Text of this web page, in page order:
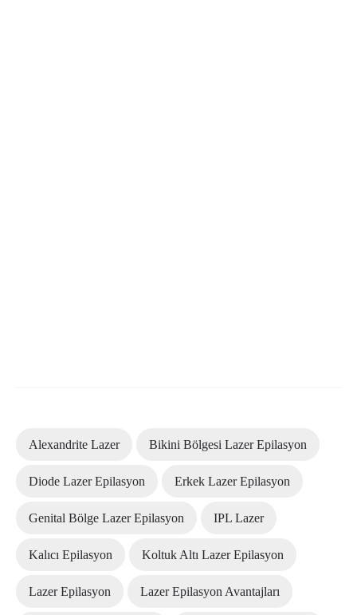
Alexandrite Lazer Bikini Bölgesi Lazer Epilasyon
Diode Lazer Epilasyon Erkek Lazer Epilasyon
Genital Bölge Lazer Epilasyon IPL Lazer
Kalıcı Epilasyon Koltuk Altı Lazer Epilasyon
Lazer Epilasyon Lazer Epilasyon Avantajları